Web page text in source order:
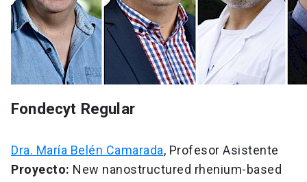
Fondecyt Regular
Dra. María Belén Camarada, Profesor Asistente
Proyecto: New nanostructured rhenium-based